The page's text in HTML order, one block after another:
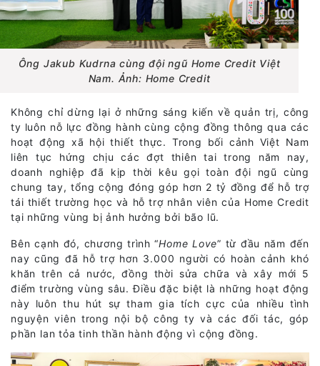
Ông Jakub Kudrna cùng đội ngũ Home Credit Việt
Nam. Ảnh: Home Credit
Không chỉ dừng lại ở những sáng kiến về quản trị, công
ty luôn nỗ lực đồng hành cùng cộng đồng thông qua các
hoạt động xã hội thiết thực. Trong bối cảnh Việt Nam
liên tục hứng chịu các đợt thiên tai trong năm nay,
doanh nghiệp đã kịp thời kêu gọi toàn đội ngũ cùng
chung tay, tổng cộng đóng góp hơn 2 tỷ đồng để hỗ trợ
tái thiết trường học và hỗ trợ nhân viên của Home Credit
tại những vùng bị ảnh hưởng bởi bão lũ.
Bên cạnh đó, chương trình “Home Love” từ đầu năm đến
nay cũng đã hỗ trợ hơn 3.000 người có hoàn cảnh khó
khăn trên cả nước, đồng thời sửa chữa và xây mới 5
điểm trường vùng sâu. Điều đặc biệt là những hoạt động
này luôn thu hút sự tham gia tích cực của nhiều tình
nguyện viên trong nội bộ công ty và các đối tác, góp
phần lan tỏa tinh thần hành động vì cộng đồng.